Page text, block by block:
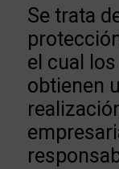
Se trata
el cual
obtienen